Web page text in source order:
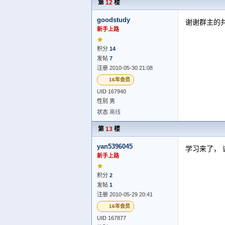
第 12 楼
goodstudy
新手上路
★
积分 14
发帖 7
注册 2010-05-30 21:08
16年会员
UID 167940
性别 男
状态 离线
谢谢群主的
第 13 楼
yan5396045
新手上路
★
积分 2
发帖 1
注册 2010-05-29 20:41
16年会员
UID 167877
学习来了，